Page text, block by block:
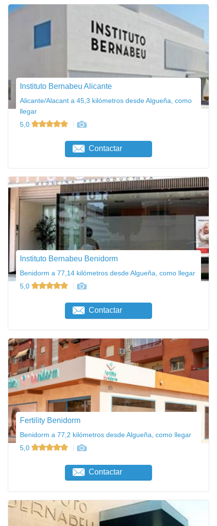
Instituto Bernabeu Alicante
Alicante/Alacant a 45,3 kilómetros desde Algueña, como
llegar
5,0
Contactar
Instituto Bernabeu Benidorm
Benidorm a 77,14 kilómetros desde Algueña, como llegar
5,0
Contactar
Fertility Benidorm
Benidorm a 77,2 kilómetros desde Algueña, como llegar
5,0
Contactar